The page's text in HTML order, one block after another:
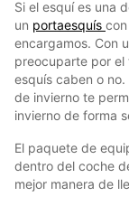
Si el esquí es una
un portaesquís
encargamos. Con
preocuparte por el
esquís caben o
de invierno te
invierno de forma
El paquete de
dentro del coche
mejor manera de